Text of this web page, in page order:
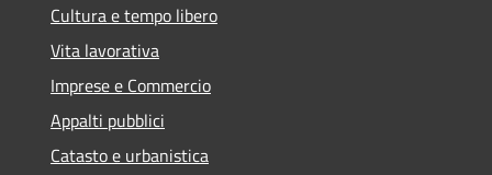
Cultura e tempo libero
Vita lavorativa
Imprese e Commercio
Appalti pubblici
Catasto e urbanistica